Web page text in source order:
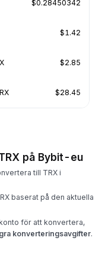
$0.28450342
$1.42
$2.85
$28.45
på Bybit-eu
till TRX i
baserat på den aktuella
för att konvertera,
konverteringsavgifter.